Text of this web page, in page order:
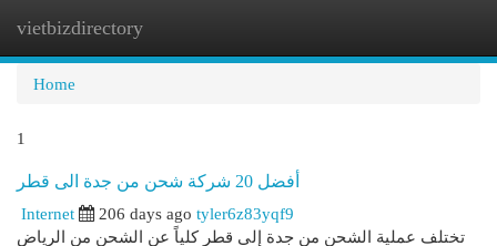
vietbizdirectory
Home
1
أفضل 20 شركة شحن من جدة الى قطر
Internet
206 days ago tyler6z83yqf9
تختلف عملية الشحن من جدة إلى قطر كلياً عن الشحن من الرياض